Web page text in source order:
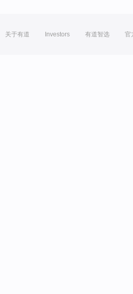
关于有道 Investors 有道智选 官